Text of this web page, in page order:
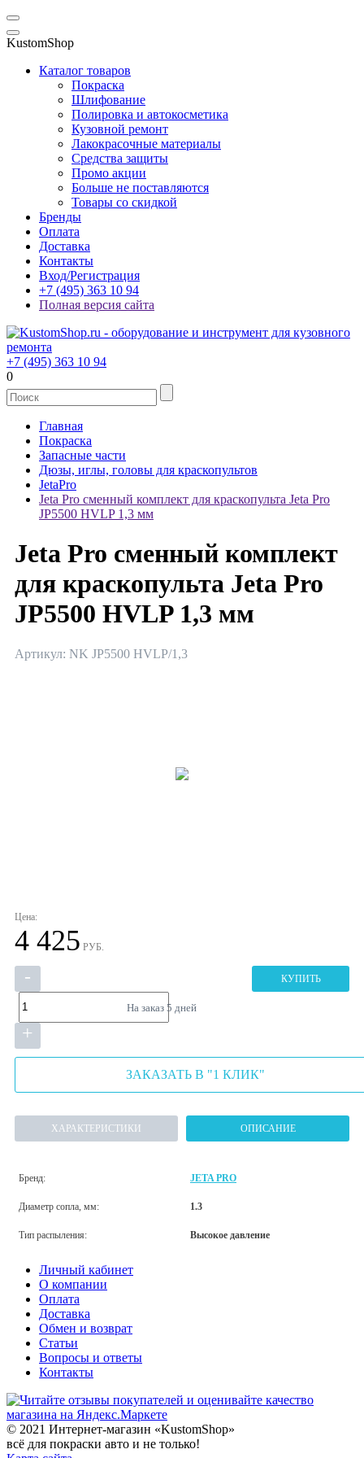
KustomShop
Каталог товаров
Покраска
Шлифование
Полировка и автокосметика
Кузовной ремонт
Лакокрасочные материалы
Средства защиты
Промо акции
Больше не поставляются
Товары со скидкой
Бренды
Оплата
Доставка
Контакты
Вход/Регистрация
+7 (495) 363 10 94
Полная версия сайта
+7 (495) 363 10 94
0
Главная
Покраска
Запасные части
Дюзы, иглы, головы для краскопультов
JetaPro
Jeta Pro cменный комплект для краскопульта Jeta Pro
JP5500 HVLP 1,3 мм
Jeta Pro cменный комплект
для краскопульта Jeta Pro
JP5500 HVLP 1,3 мм
Артикул: NK JP5500 HVLP/1,3
Цена:
4 425 РУБ.
-
+
КУПИТЬ
На заказ 5 дней
ЗАКАЗАТЬ В "1 КЛИК"
ХАРАКТЕРИСТИКИ ОПИСАНИЕ
Бренд: JETA PRO
Диаметр сопла, мм: 1.3
Тип распыления: Высокое давление
Личный кабинет
О компании
Оплата
Доставка
Обмен и возврат
Статьи
Вопросы и ответы
Контакты
© 2021 Интернет-магазин «KustomShop»
всё для покраски авто и не только!